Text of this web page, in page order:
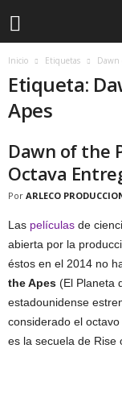
Inicio Etiquetas Dawn
Etiqueta:
Apes
Dawn of the
Octava
Por ARLECO
Las películas de
abierta por la
éstos en el 2014 no
the Apes (El Planeta
estadounidense
considerado el
es la secuela de Rise